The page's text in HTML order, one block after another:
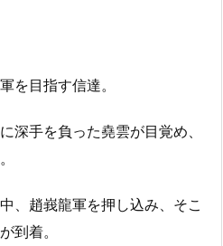
を目指す信達。
深手を負った堯雲が目覚め、
、趙峩龍軍を押し込み、そこ
到着。